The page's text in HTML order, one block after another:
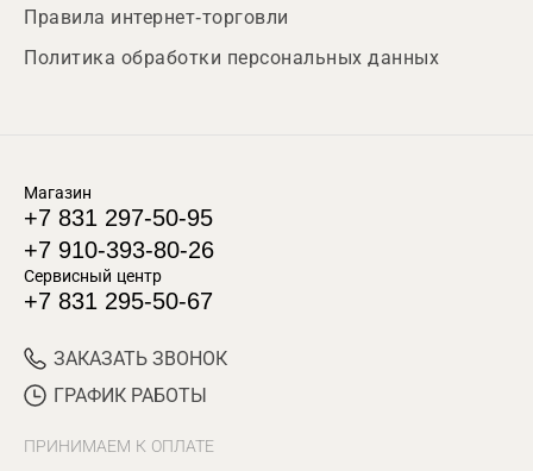
Правила интернет-торговли
Политика обработки персональных данных
Магазин
+7 831 297-50-95
+7 910-393-80-26
Сервисный центр
+7 831 295-50-67
ЗАКАЗАТЬ ЗВОНОК
ГРАФИК РАБОТЫ
ПРИНИМАЕМ К ОПЛАТЕ